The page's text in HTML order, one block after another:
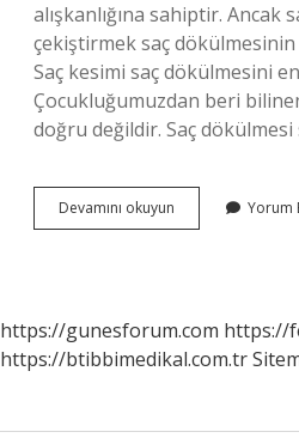
alışkanlığına sahiptir. Ancak
çekiştirmek saç
Saç kesimi saç dökülmesini
Çocukluğumuzdan beri
doğru değildir. Saç
Devamını okuyun
Bağlamak
Yorum
https://gunesforum.com https://
https://btibbimedikal.com.tr